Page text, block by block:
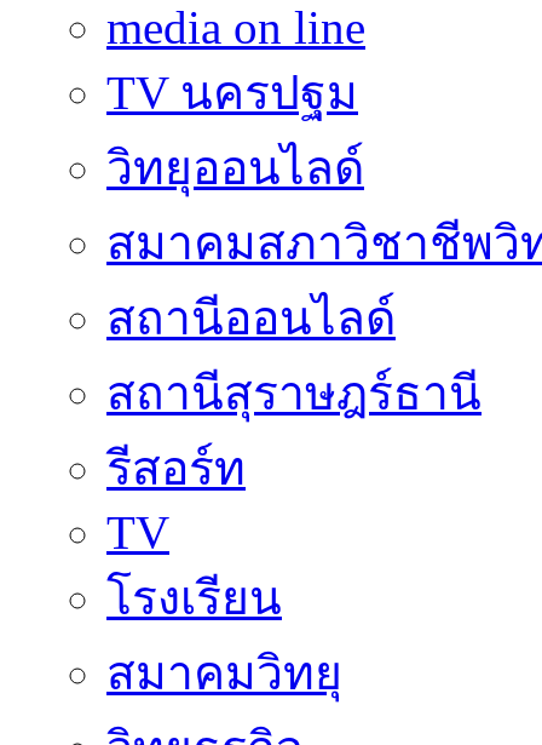
media on line
TV นครปฐม
วิทยุออนไลด์
สมาคมสภาวิชาชีพวิ
สถานีออนไลด์
สถานีสุราษฎร์ธานี
รีสอร์ท
TV
โรงเรียน
สมาคมวิทยุ